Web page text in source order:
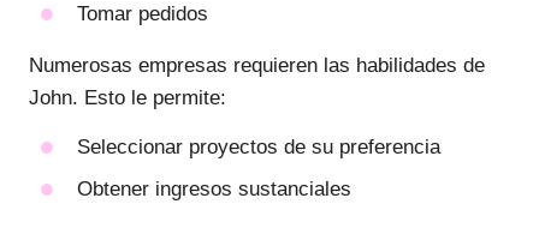
Tomar pedidos
Numerosas empresas requieren las habilidades de
John. Esto le permite:
Seleccionar proyectos de su preferencia
Obtener ingresos sustanciales